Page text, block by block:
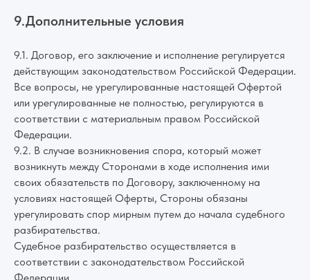
9.Дополнительные условия
9.1. Договор, его заключение и исполнение регулируется
действующим законодательством Российской Федерации.
Все вопросы, не урегулированные настоящей Офертой
или урегулированные не полностью, регулируются в
соответствии с материальным правом Российской
Федерации.
9.2. В случае возникновения спора, который может
возникнуть между Сторонами в ходе исполнения ими
своих обязательств по Договору, заключенному на
условиях настоящей Оферты, Стороны обязаны
урегулировать спор мирным путем до начала судебного
разбирательства.
Судебное разбирательство осуществляется в
соответствии с законодательством Российской
Федерации.